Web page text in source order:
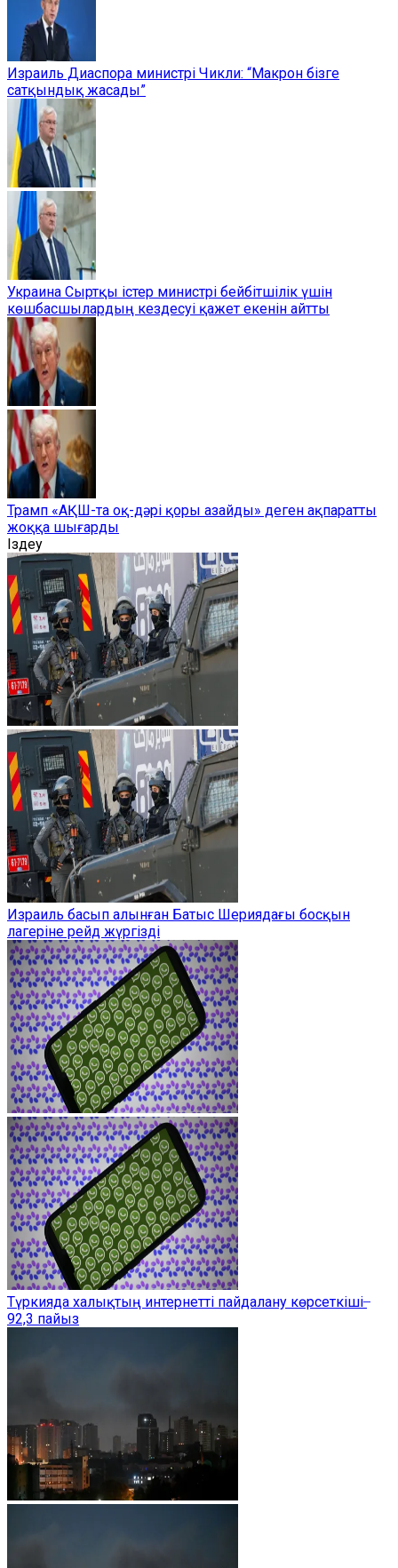
Израиль Диаспора министрі Чикли: “Макрон бізге
сатқындық жасады”
Украина Сыртқы істер министрі бейбітшілік үшін
көшбасшылардың кездесуі қажет екенін айтты
Трамп «АҚШ-та оқ-дәрі қоры азайды» деген ақпаратты
жоққа шығарды
Іздеу
Израиль басып алынған Батыс Шериядағы босқын
лагеріне рейд жүргізді
Түркияда халықтың интернетті пайдалану көрсеткіші ̶
92,3 пайыз